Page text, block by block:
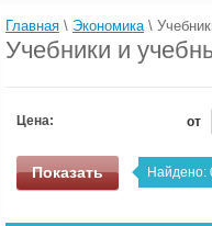
Главная \ Экономика\
Учебники и
Цена: от
Показать Найдено: